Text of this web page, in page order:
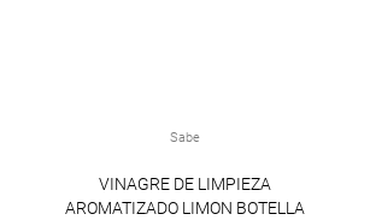
Sabe
VINAGRE DE LIMPIEZA
AROMATIZADO LIMON BOTELLA